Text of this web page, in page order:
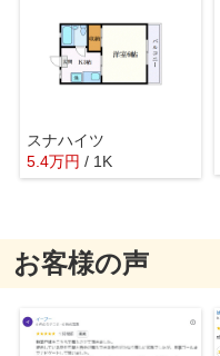
スナハイツ
5.4万円 / 1K
お客様の声